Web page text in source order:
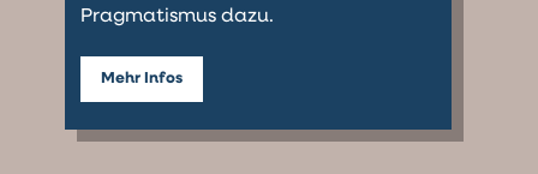
Pragmatismus dazu.
Mehr Infos